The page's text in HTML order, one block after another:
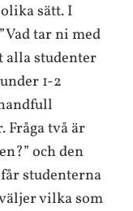
sätt. I
tar ni med
alla studenter
1-2
Fråga två är
och den
studenterna
vilka som